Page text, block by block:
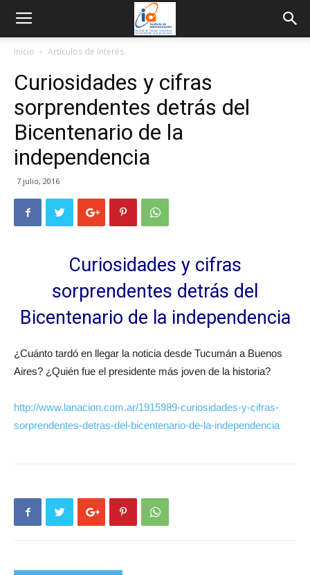
Inicio Artículos de Interés
Curiosidades y cifras
sorprendentes detrás del
Bicentenario de la
independencia
7 julio, 2016
Curiosidades y cifras
sorprendentes detrás del
Bicentenario de la independencia
¿Cuánto tardó en llegar la noticia desde Tucumán a Buenos
Aires? ¿Quién fue el presidente más joven de la historia?
http://www.lanacion.com.ar/1915989-curiosidades-y-cifras-
sorprendentes-detras-del-bicentenario-de-la-independencia